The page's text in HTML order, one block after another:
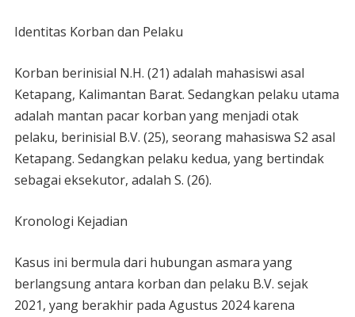
Identitas Korban dan Pelaku
Korban berinisial N.H. (21) adalah mahasiswi asal
Ketapang, Kalimantan Barat. Sedangkan pelaku utama
adalah mantan pacar korban yang menjadi otak
pelaku, berinisial B.V. (25), seorang mahasiswa S2 asal
Ketapang. Sedangkan pelaku kedua, yang bertindak
sebagai eksekutor, adalah S. (26).
Kronologi Kejadian
Kasus ini bermula dari hubungan asmara yang
berlangsung antara korban dan pelaku B.V. sejak
2021, yang berakhir pada Agustus 2024 karena